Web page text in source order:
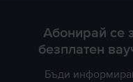
Абонирай се
безплатен
Бъди